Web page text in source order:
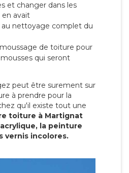
et changer dans les
en avait
nettoyage complet du
de toiture pour
mousses qui seront
peut être surement sur
à prendre pour la
qu'il existe tout une
toiture à Martignat
la peinture
vernis incolores.